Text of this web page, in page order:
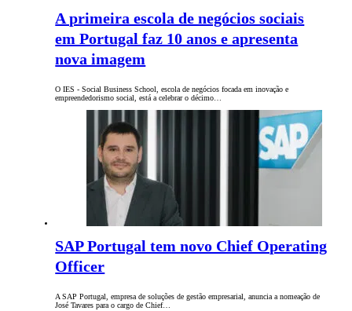
A primeira escola de negócios sociais
em Portugal faz 10 anos e apresenta
nova imagem
O IES - Social Business School, escola de negócios focada em inovação e
empreendedorismo social, está a celebrar o décimo…
SAP Portugal tem novo Chief Operating
Officer
A SAP Portugal, empresa de soluções de gestão empresarial, anuncia a nomeação de
José Tavares para o cargo de Chief…